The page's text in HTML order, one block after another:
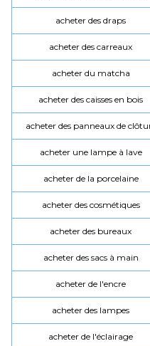
acheter des draps
acheter des carreaux
acheter du matcha
acheter des caisses en bois
acheter des panneaux de
acheter une lampe à lave
acheter de la porcelaine
acheter des cosmétiques
acheter des bureaux
acheter des sacs à main
acheter de l'encre
acheter des lampes
acheter de l'éclairage